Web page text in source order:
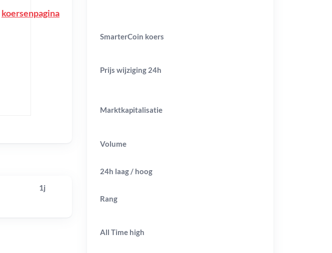
koersenpagina
1j
SmarterCoin koers
Prijs wijziging 24h
Marktkapitalisatie
Volume
24h laag / hoog
Rang
All Time high